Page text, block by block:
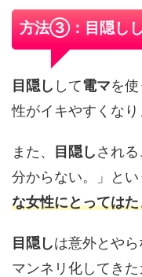
方法③：目隠し
目隠し して電マを
性がイキやすくなり
また、 目隠しされ
分からない。」とい
な女性にとっては
目隠しは意外とや
マンネリ化してき